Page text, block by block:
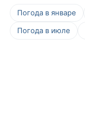
Погода в январе
Погода в июле